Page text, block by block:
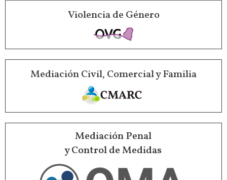
Violencia de Género
Mediación Civil, Comercial y Familia
Mediación Penal
y Control de Medidas